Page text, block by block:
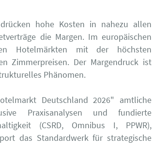
hohe Kosten in nahezu allen
die Margen. Im europäischen
Hotelmärkten mit der höchsten
Zimmerpreisen. Der Margendruck ist
Phänomen.
Deutschland 2026" amtliche
Praxisanalysen und fundierte
(CSRD, Omnibus I, PPWR),
das Standardwerk für strategische